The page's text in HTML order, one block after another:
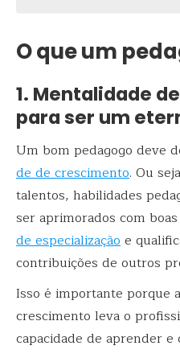
O que um
1. Mentalidade
para ser um
Um bom pedagogo deve
de de crescimento. Ou
talentos, habilidades
ser aprimorados com
de especializaçãoe
contribuições de outros
Isso é importante porque
crescimento leva o
capacidade de aprender